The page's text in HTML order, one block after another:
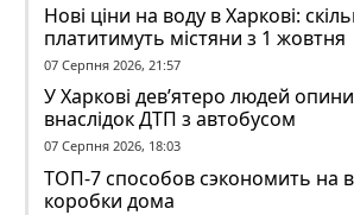
Нові ціни на воду в Харкові:
платитимуть містяни з 1 жовтня
07 Серпня 2026, 21:57
У Харкові дев’ятеро людей
внаслідок ДТП з автобусом
07 Серпня 2026, 18:03
ТОП-7 способов сэкономить на
коробки дома